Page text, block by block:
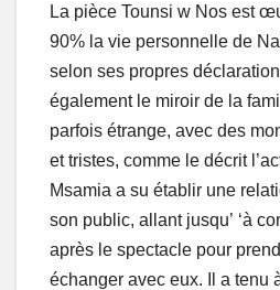
La pièce Tounsi w Nos est
90% la vie personnelle de
selon ses propres
également le miroir de la
parfois étrange, avec des
et tristes, comme le décrit
Msamia a su établir une
son public, allant jusqu’ ‘à
après le spectacle pour
échanger avec eux. Il a tenu